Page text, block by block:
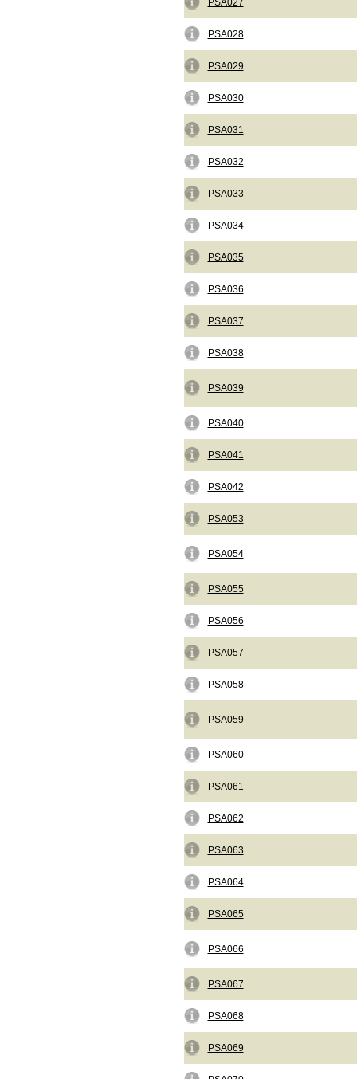
PSA027
PSA028
PSA029
PSA030
PSA031
PSA032
PSA033
PSA034
PSA035
PSA036
PSA037
PSA038
PSA039
PSA040
PSA041
PSA042
PSA053
PSA054
PSA055
PSA056
PSA057
PSA058
PSA059
PSA060
PSA061
PSA062
PSA063
PSA064
PSA065
PSA066
PSA067
PSA068
PSA069